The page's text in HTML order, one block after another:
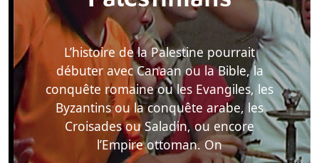
L’histoire de la Palestine pourrait
débuter avec Canaan ou la Bible, la
conquête romaine ou les Evangiles, les
Byzantins ou la conquête arabe, les
Croisades ou Saladin, ou encore
l’Empire ottoman. On